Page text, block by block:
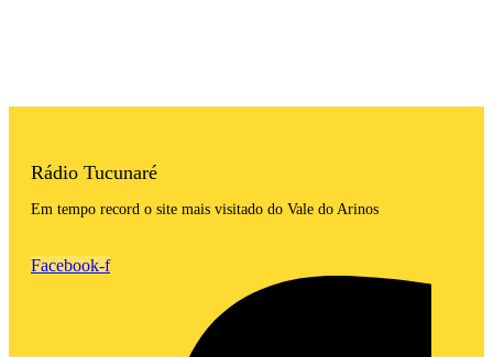
Rádio Tucunaré
Em tempo record o site mais visitado do Vale do Arinos
Facebook-f